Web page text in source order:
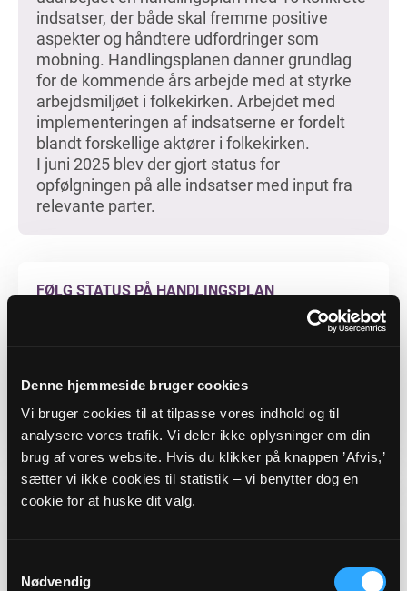
Denne hjemmeside bruger cookies
Vi bruger cookies til at tilpasse vores indhold og til
analysere vores trafik. Vi deler ikke oplysninger om din
brug af vores website. Hvis du klikker på knappen ’Afvis,’
sætter vi ikke cookies til statistik – vi benytter dog en
cookie for at huske dit valg.
Nødvendig
indsatser, der både skal fremme positive
aspekter og håndtere udfordringer som
mobning. Handlingsplanen danner grundlag
for de kommende års arbejde med at styrke
arbejdsmiljøet i folkekirken. Arbejdet med
implementeringen af indsatserne er fordelt
blandt forskellige aktører i folkekirken.
I juni 2025 blev der gjort status for
opfølgningen på alle indsatser med input fra
relevante parter.
FØLG STATUS PÅ HANDLINGSPLAN
Herunder kan du følge arbejdet og status på
handlingsplanen.
Læs mere her
forestod styregruppen for undersøgelsen